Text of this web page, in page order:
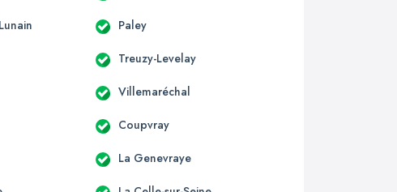
Paley
Treuzy-Levelay
Villemaréchal
Coupvray
La Genevraye